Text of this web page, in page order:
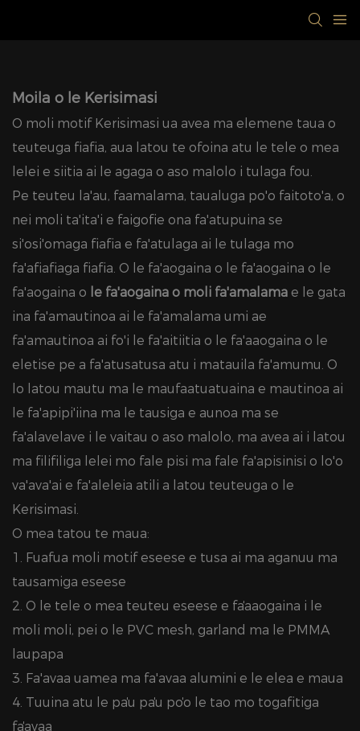
Moila o le Kerisimasi
O moli motif Kerisimasi ua avea ma elemene taua o
teuteuga fiafia, aua latou te ofoina atu le tele o mea
lelei e siitia ai le agaga o aso malolo i tulaga fou.
Pe teuteu la'au, faamalama, taualuga po'o faitoto'a, o
nei moli ta'ita'i e faigofie ona fa'atupuina se
si'osi'omaga fiafia e fa'atulaga ai le tulaga mo
fa'afiafiaga fiafia. O le fa'aogaina o le fa'aogaina o le
fa'aogaina o le fa'aogaina o moli fa'amalama e le gata
ina fa'amautinoa ai le fa'amalama umi ae
fa'amautinoa ai fo'i le fa'aitiitia o le fa'aaogaina o le
eletise pe a fa'atusatusa atu i matauila fa'amumu. O
lo latou mautu ma le maufaatuatuaina e mautinoa ai
le fa'apipi'iina ma le tausiga e aunoa ma se
fa'alavelave i le vaitau o aso malolo, ma avea ai i latou
ma filifiliga lelei mo fale pisi ma fale fa'apisinisi o lo'o
va'ava'ai e fa'aleleia atili a latou teuteuga o le
Kerisimasi.
O mea tatou te maua:
1. Fuafua moli motif eseese e tusa ai ma aganuu ma
tausamiga eseese
2. O le tele o mea teuteu eseese e faʻaaogaina i le
moli moli, pei o le PVC mesh, garland ma le PMMA
laupapa
3. Fa'avaa uamea ma fa'avaa alumini e le elea e maua
4. Tuuina atu le paʻu paʻu poʻo le tao mo togafitiga
faʻavaa